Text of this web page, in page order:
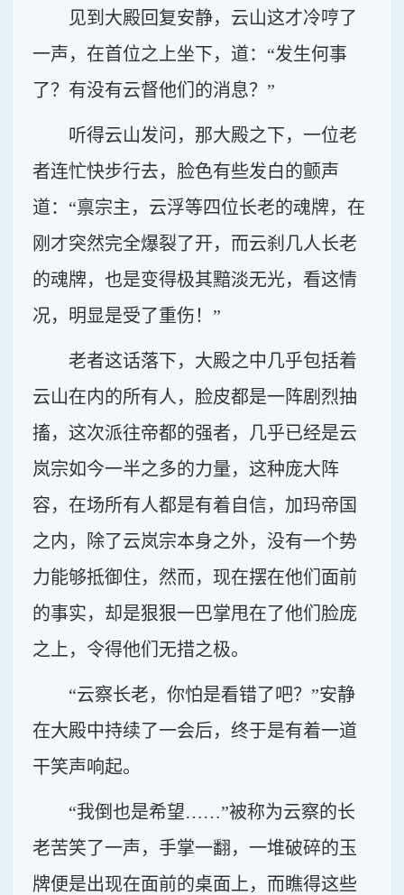
见到大殿回复安静，云山这才冷哼了
一声，在首位之上坐下，道：“发生何事
了？有没有云督他们的消息？”
听得云山发问，那大殿之下，一位老
者连忙快步行去，脸色有些发白的颤声
道：“禀宗主，云浮等四位长老的魂牌，在
刚才突然完全爆裂了开，而云刹几人长老
的魂牌，也是变得极其黯淡无光，看这情
况，明显是受了重伤！”
老者这话落下，大殿之中几乎包括着
云山在内的所有人，脸皮都是一阵剧烈抽
搐，这次派往帝都的强者，几乎已经是云
岚宗如今一半之多的力量，这种庞大阵
容，在场所有人都是有着自信，加玛帝国
之内，除了云岚宗本身之外，没有一个势
力能够抵御住，然而，现在摆在他们面前
的事实，却是狠狠一巴掌甩在了他们脸庞
之上，令得他们无措之极。
“云察长老，你怕是看错了吧？”安静
在大殿中持续了一会后，终于是有着一道
干笑声响起。
“我倒也是希望……”被称为云察的长
老苦笑了一声，手掌一翻，一堆破碎的玉
牌便是出现在面前的桌面上，而瞧得这些